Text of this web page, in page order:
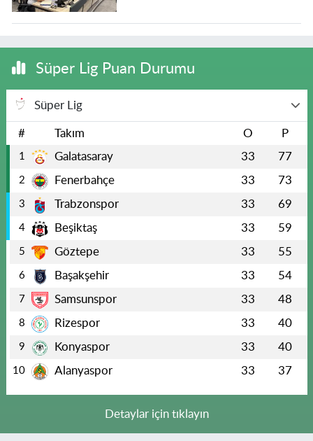
Süper Lig Puan Durumu
Süper Lig
# Takım O P
1 Galatasaray 33 77
2 Fenerbahçe 33 73
3 Trabzonspor 33 69
4 Beşiktaş 33 59
5 Göztepe 33 55
6 Başakşehir 33 54
7 Samsunspor 33 48
8 Rizespor 33 40
9 Konyaspor 33 40
10 Alanyaspor 33 37
Detaylar için tıklayın